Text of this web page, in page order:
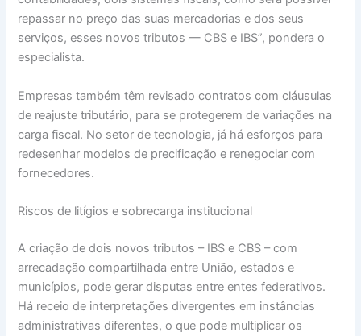
repassar no preço das suas mercadorias e dos seus
serviços, esses novos tributos — CBS e IBS”, pondera o
especialista.
Empresas também têm revisado contratos com cláusulas
de reajuste tributário, para se protegerem de variações na
carga fiscal. No setor de tecnologia, já há esforços para
redesenhar modelos de precificação e renegociar com
fornecedores.
Riscos de litígios e sobrecarga institucional
A criação de dois novos tributos – IBS e CBS – com
arrecadação compartilhada entre União, estados e
municípios, pode gerar disputas entre entes federativos.
Há receio de interpretações divergentes em instâncias
administrativas diferentes, o que pode multiplicar os